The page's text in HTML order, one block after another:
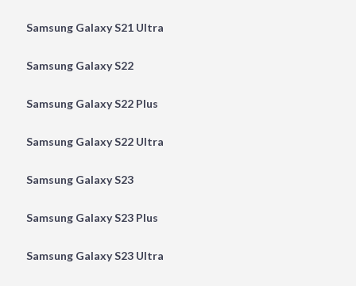
Samsung Galaxy S21 Ultra
Samsung Galaxy S22
Samsung Galaxy S22 Plus
Samsung Galaxy S22 Ultra
Samsung Galaxy S23
Samsung Galaxy S23 Plus
Samsung Galaxy S23 Ultra